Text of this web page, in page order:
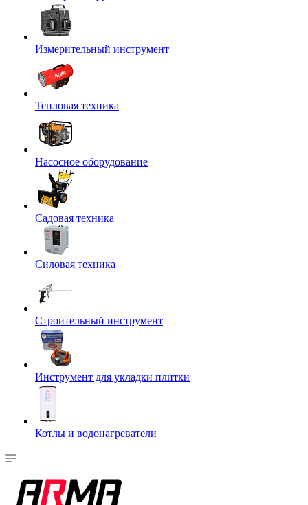
Измерительный инструмент
Тепловая техника
Насосное оборудование
Садовая техника
Силовая техника
Строительный инструмент
Инструмент для укладки плитки
Котлы и водонагреватели